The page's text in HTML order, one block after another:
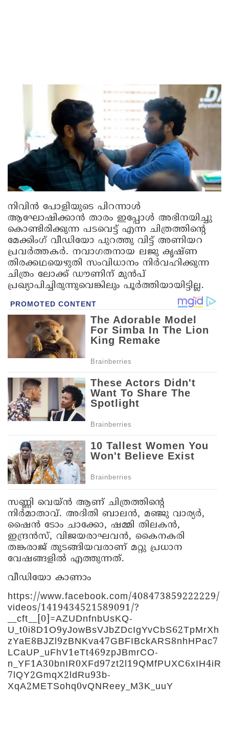
നിവിന്‍ പോളിയുടെ പിറന്നാള്‍
ആഘോഷിക്കാന്‍ താരം ഇപ്പോള്‍ അഭിനയിച്ചു
കൊണ്ടിരിക്കുന്ന പടവെട്ട് എന്ന ചിത്രത്തിന്റെ
മേക്കിംഗ് വീഡിയോ പുറത്തു വിട്ട് അണിയറ
പ്രവര്‍ത്തകര്‍. നവാഗതനായ ലജു കൃഷ്ണ
തിരക്കഥയെഴുതി സംവിധാനം നിര്‍വഹിക്കുന്ന
ചിത്രം ലോക്ക് ഡൗണിന് മുന്‍പ്
പ്രഖ്യാപിച്ചിരുന്നുവെങ്കിലും പൂര്‍ത്തിയായിട്ടില്ല.
സണ്ണി വെയ്ന്‍ ആണ് ചിത്രത്തിന്റെ
നിര്‍മാതാവ്. അദിതി ബാലന്‍, മഞ്ജു വാര്യര്‍,
ഷൈന്‍ ടോം ചാക്കോ, ഷമ്മി തിലകന്‍,
ഇന്ദ്രന്‍സ്, വിജയരാഘവന്‍, കൈനകരി
തങ്കരാജ് തുടങ്ങിയവരാണ് മറ്റു പ്രധാന
വേഷങ്ങളില്‍ എത്തുന്നത്.
വീഡിയോ കാണാം
https://www.facebook.com/408473859222229/
videos/1419434521589091/?
__cft__[0]=AZUDnfnbUsKQ-
U_t0i8D1O9yJowBsVJbZDcIgYvCbS62TpMrXh
zYaE8BJZl9zBNKva47GBFIBckARS8nhHPac7
LCaUP_uFhV1eTt469zpJBmrCO-
n_YF1A30bnIR0XFd97zt2l19QMfPUXC6xIH4iR
7lQY2GmqX2ldRu93b-
XqA2METSohq0vQNReey_M3K_uuY